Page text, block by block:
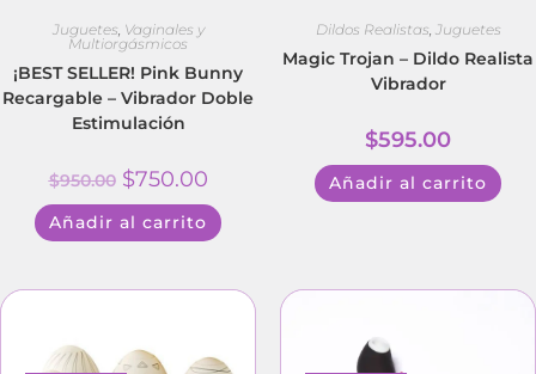
Juguetes Vaginales y
Multiorgásmicos
¡BEST SELLER! Pink Bunny
Recargable – Vibrador Doble
Estimulación
$950.00 $750.00
Añadir al carrito
Dildos Realistas Juguetes
Magic Trojan – Dildo Realista
Vibrador
$595.00
Añadir al carrito